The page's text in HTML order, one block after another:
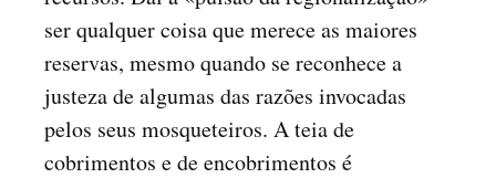
ser qualquer coisa que merece as maiores
reservas, mesmo quando se reconhece a
justeza de algumas das razões invocadas
pelos seus mosqueteiros. A teia de
cobrimentos e de encobrimentos é